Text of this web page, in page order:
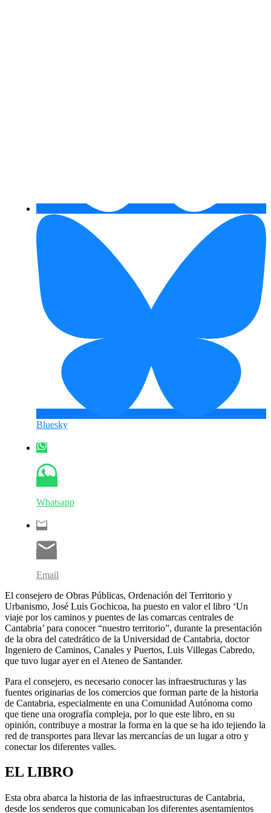
Bluesky
Whatsapp
Email
El consejero de Obras Públicas, Ordenación del Territorio y
Urbanismo, José Luis Gochicoa, ha puesto en valor el libro ‘Un
viaje por los caminos y puentes de las comarcas centrales de
Cantabria’ para conocer “nuestro territorio”, durante la presentación
de la obra del catedrático de la Universidad de Cantabria, doctor
Ingeniero de Caminos, Canales y Puertos, Luis Villegas Cabredo,
que tuvo lugar ayer en el Ateneo de Santander.
Para el consejero, es necesario conocer las infraestructuras y las
fuentes originarias de los comercios que forman parte de la historia
de Cantabria, especialmente en una Comunidad Autónoma como
que tiene una orografía compleja, por lo que este libro, en su
opinión, contribuye a mostrar la forma en la que se ha ido tejiendo la
red de transportes para llevar las mercancías de un lugar a otro y
conectar los diferentes valles.
EL LIBRO
Esta obra abarca la historia de las infraestructuras de Cantabria,
desde los senderos que comunicaban los diferentes asentamientos